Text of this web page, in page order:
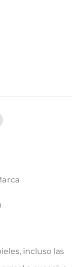
incluso las